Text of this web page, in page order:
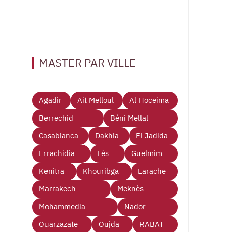
MASTER PAR VILLE
Agadir Ait Melloul
Al Hoceima
Berrechid
Béni Mellal
Casablanca
Dakhla
El Jadida
Errachidia
Fès
Guelmim
Kenitra
Khouribga
Larache
Marrakech
Meknès
Mohammedia
Nador
Ouarzazate
Oujda
RABAT